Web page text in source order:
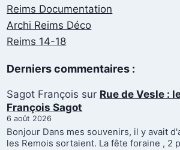
Reims Documentation
Archi Reims Déco
Reims 14-18
Derniers commentaires :
Sagot François sur Rue de Vesle :
François Sagot
6 août 2026
Bonjour Dans mes souvenirs, il y avait
les Remois sortaient. La fête foraine , 2